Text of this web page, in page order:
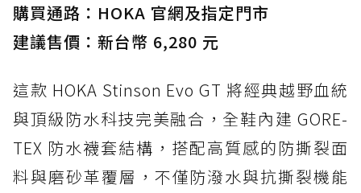
購買通路：HOKA 官網及指定門市
建議售價：新台幣 6,280 元
這款 HOKA Stinson Evo GT 將經典越野血統
與頂級防水科技完美融合，全鞋內建 GORE-
TEX 防水襪套結構，搭配高質感的防撕裂面
料與磨砂革覆層，不僅防潑水與抗撕裂機能